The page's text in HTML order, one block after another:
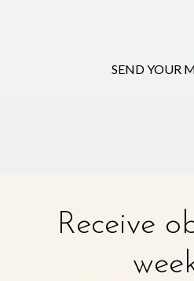
SEND YOUR
Receive